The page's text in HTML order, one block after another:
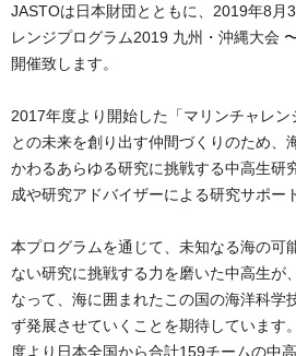
JASTOは日本財団とともに、2019年8月
レンジプログラム2019 九州・沖縄大会
開催致します。
2017年度より開始した「マリンチャレ
との未来を創り出す仲間づくりのため、
かわるあらゆる研究に挑戦する中高生研
成や研究アドバイザーによる研究サポー
本プログラムを通じて、未知なる海の可
ない研究に挑戦する力を磨いた中高生が
なって、海に囲まれたこの国の海洋科学
ず発展させていくことを期待しています
度より日本全国から合計159チームの中